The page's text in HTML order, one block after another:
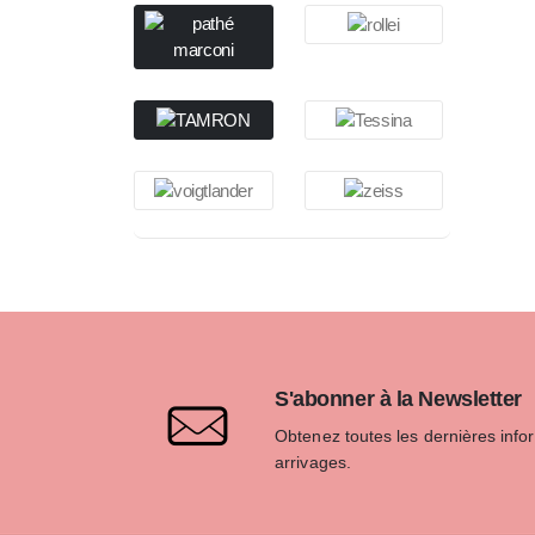
S'abonner à la Newsletter
Obtenez toutes les dernières
arrivages.